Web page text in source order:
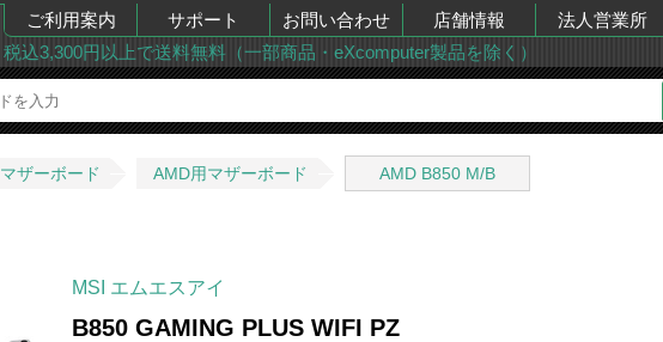
ご利用案内 サポート お問い合わせ 店舗情報 法人営業所
税込3,300円以上で送料無料（一部商品・eXcomputer製品を除く）
マザーボード AMD用マザーボード AMD B850 M/B
MSI エムエスアイ
B850 GAMING PLUS WIFI PZ